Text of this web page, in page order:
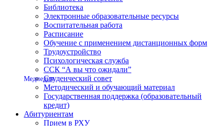
Библиотека
Электронные образовательные ресурсы
Воспитательная работа
Расписание
Обучение с применением дистанционных форм
Трудоустройство
Психологическая служба
ССК “А вы что ожидали”
Студенческий совет
Методический и обучающий материал
Государственная поддержка (образовательный
кредит)
Абитуриентам
Прием в РХУ
Медпедия